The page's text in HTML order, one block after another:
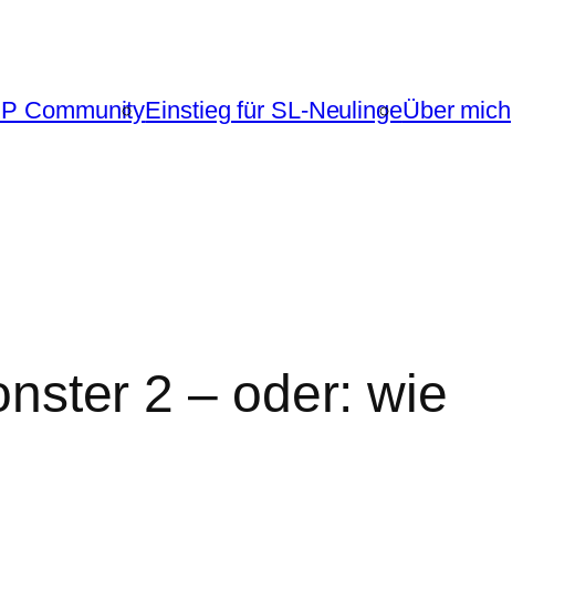
CommunityEinstieg für SL-NeulingeÜber mich
2 – oder: wie